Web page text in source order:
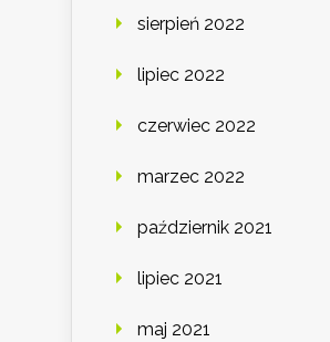
sierpień 2022
lipiec 2022
czerwiec 2022
marzec 2022
październik 2021
lipiec 2021
maj 2021